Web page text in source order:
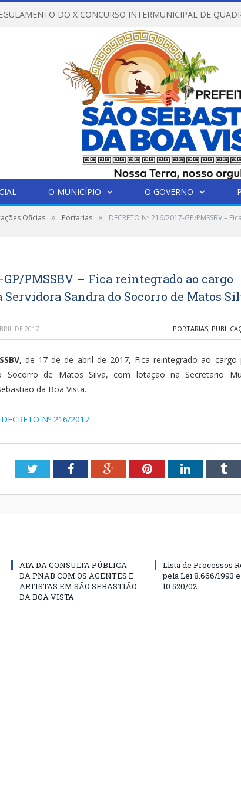
O MUNICÍPIO O GOVERNO
Oficias » Portarias » DECRETO Nº 216/2017-GP/PMSSBV
GP/PMSSBV – Fica reintegrado ao cargo
Sandra do Socorro de Matos
DE 2017 PORTARIAS,
de 17 de de abril de 2017, Fica reintegrado ao cargo
Socorro de Matos Silva, com lotação na Secretario
da Boa Vista.
Nº 216/2017
TwitterFacebookGoogle+PinterestLinkedIn
ATA DA CONSULTA PÚBLICA
DA PNAB COM OS AGENTES E
ARTISTAS EM SÃO SEBASTIÃO
DA BOA VISTA
Lista de Processos
pela Lei 8.666/1993
10.520/02